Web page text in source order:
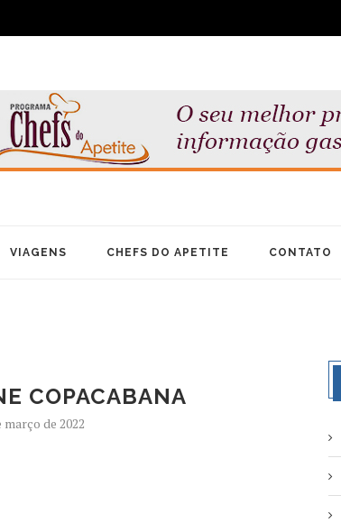
VIAGENS CHEFS DO APETITE CONTATO
COPACABANA
março de 2022